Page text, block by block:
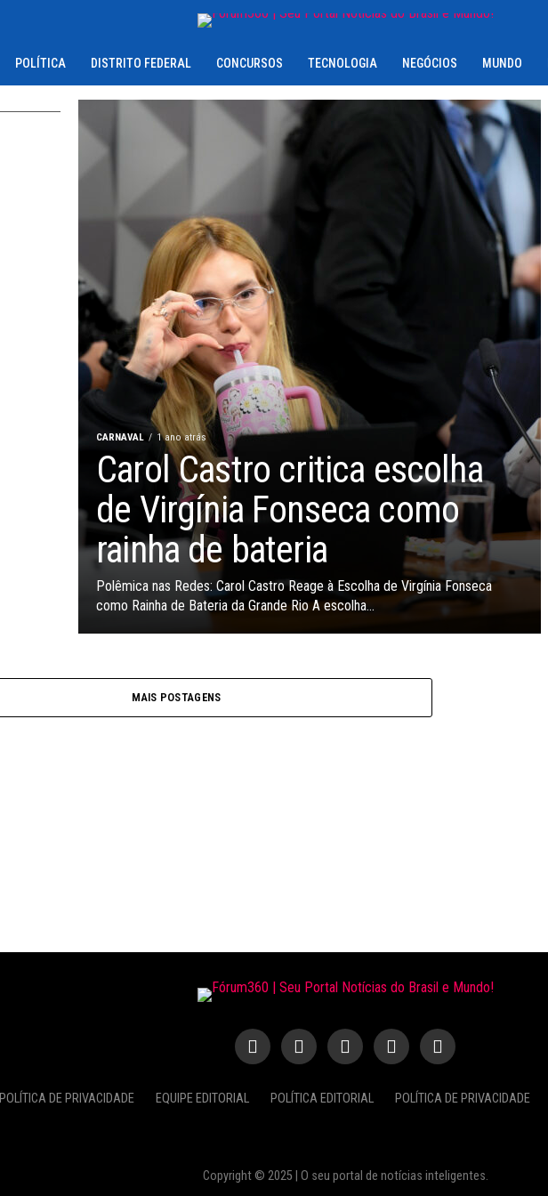
POLÍTICA DISTRITO FEDERAL CONCURSOS TECNOLOGIA NEGÓCIOS MUNDO
CARNAVAL 1 ano atrás
Carol Castro critica escolha
de Virgínia Fonseca como
rainha de bateria
Polêmica nas Redes: Carol Castro Reage à Escolha de Virgínia Fonseca
como Rainha de Bateria da Grande Rio A escolha...
MAIS POSTAGENS
POLÍTICA DE PRIVACIDADE EQUIPE EDITORIAL POLÍTICA EDITORIAL POLÍTICA DE PRIVACIDADE
Copyright © 2025 | O seu portal de notícias inteligentes.